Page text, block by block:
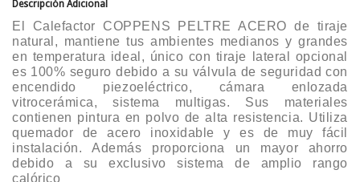
Descripción Adicional
El Calefactor COPPENS PELTRE ACERO de tiraje
natural, mantiene tus ambientes medianos y grandes
en temperatura ideal, único con tiraje lateral opcional
es 100% seguro debido a su válvula de seguridad con
encendido piezoeléctrico, cámara enlozada
vitrocerámica, sistema multigas. Sus materiales
contienen pintura en polvo de alta resistencia. Utiliza
quemador de acero inoxidable y es de muy fácil
instalación. Además proporciona un mayor ahorro
debido a su exclusivo sistema de amplio rango
calórico